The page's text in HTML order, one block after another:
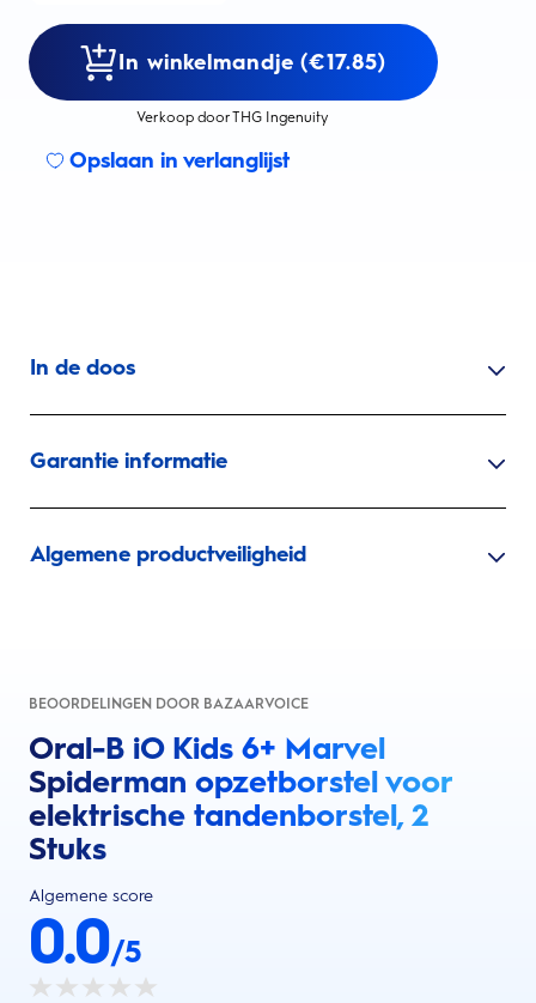
In winkelmandje (€17.85)
Verkoop door THG Ingenuity
Opslaan in verlanglijst
In de doos
Garantie informatie
Algemene productveiligheid
BEOORDELINGEN DOOR BAZAARVOICE
Oral-B iO Kids 6+ Marvel
Spiderman opzetborstel voor
elektrische tandenborstel, 2
Stuks
Algemene score
0.0/5